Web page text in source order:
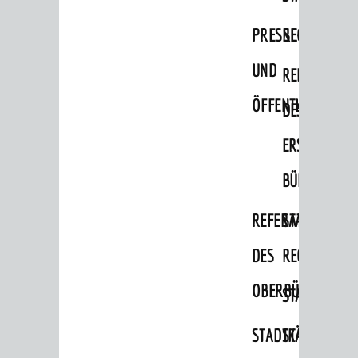
PRESSE-
UND REFERAT
DES
ERSTEN
REFERAT
DES
STABSSTELLE
RECHT
STADTKÄMMEREI
Vermiete doch an deine Stadt